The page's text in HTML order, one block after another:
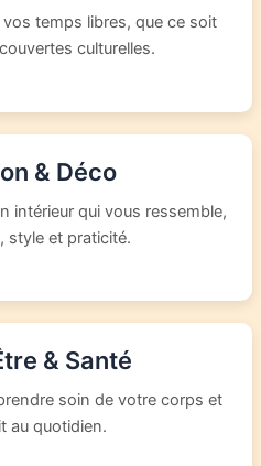
temps libres, que ce soit
culturelles.
& Déco
intérieur qui vous ressemble,
style et praticité.
& Santé
soin de votre corps et
au quotidien.